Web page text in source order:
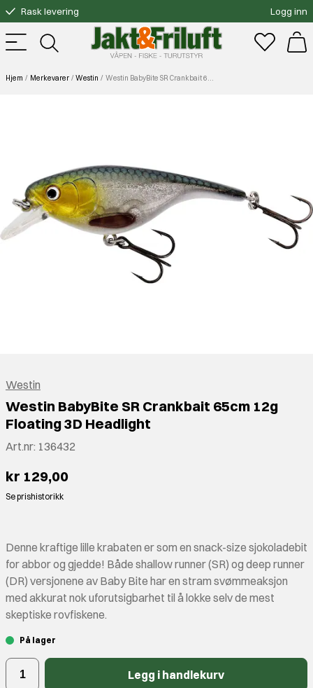
Rask levering
Gratis bytte
Fri frakt over 3000.-
Logg inn
Hjem Merkevarer Westin Westin BabyBite SR Crankbait 65cm 12g Floating 3D Headlight
Westin
Westin BabyBite SR Crankbait 65cm 12g
Floating 3D Headlight
Art.nr: 136432
kr 129,00
Se prishistorikk
Denne kraftige lille krabaten er som en snack-size sjokoladebit
for abbor og gjedde! Både shallow runner (SR) og deep runner
(DR) versjonene av Baby Bite har en stram svømmeaksjon
med akkurat nok uforutsigbarhet til å lokke selv de mest
skeptiske rovfiskene.
På lager
Legg i handlekurv